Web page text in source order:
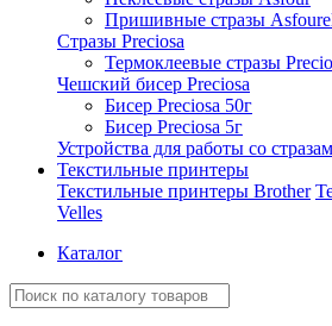
Пришивные стразы
Стразы Preciosa
Термоклеевые стразы
Чешский бисер Preciosa
Бисер Preciosa 50г
Бисер Preciosa 5г
Устройства для работы со
Текстильные принтеры
Текстильные принтеры Brother
Velles
Каталог